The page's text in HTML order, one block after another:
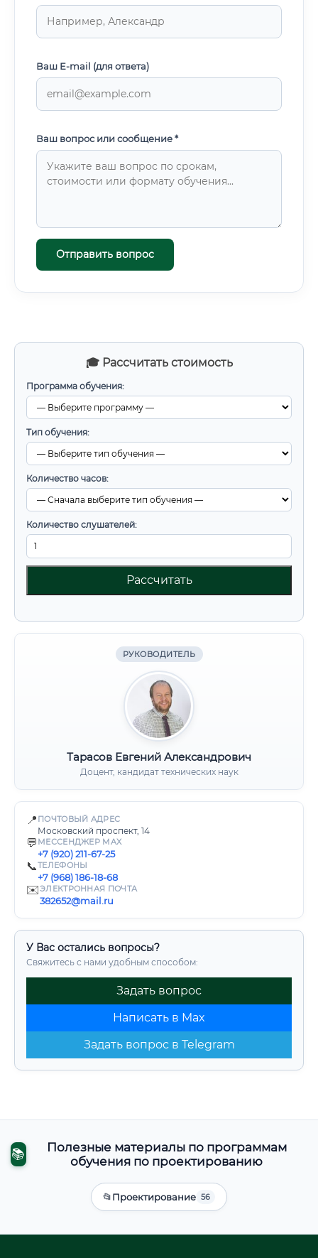
🎓 Рассчитать стоимость
Программа обучения:
Тип обучения:
Количество часов:
Количество слушателей:
Рассчитать
РУКОВОДИТЕЛЬ
Тарасов Евгений Александрович
Доцент, кандидат технических наук
📍 ПОЧТОВЫЙ АДРЕС
Московский проспект, 14
💬 МЕССЕНДЖЕР MAX
+7 (920) 211-67-25
📞ТЕЛЕФОНЫ
+7 (968) 186-18-68
✉️ЭЛЕКТРОННАЯ ПОЧТА
382652@mail.ru
У Вас остались вопросы?
Свяжитесь с нами удобным способом:
Задать вопрос
Написать в Max
Задать вопрос в Telegram
Ваш E-mail (для ответа)
Ваш вопрос или сообщение *
Отправить вопрос
📚
Полезные материалы по программам
обучения по проектированию
📂Проектирование 56